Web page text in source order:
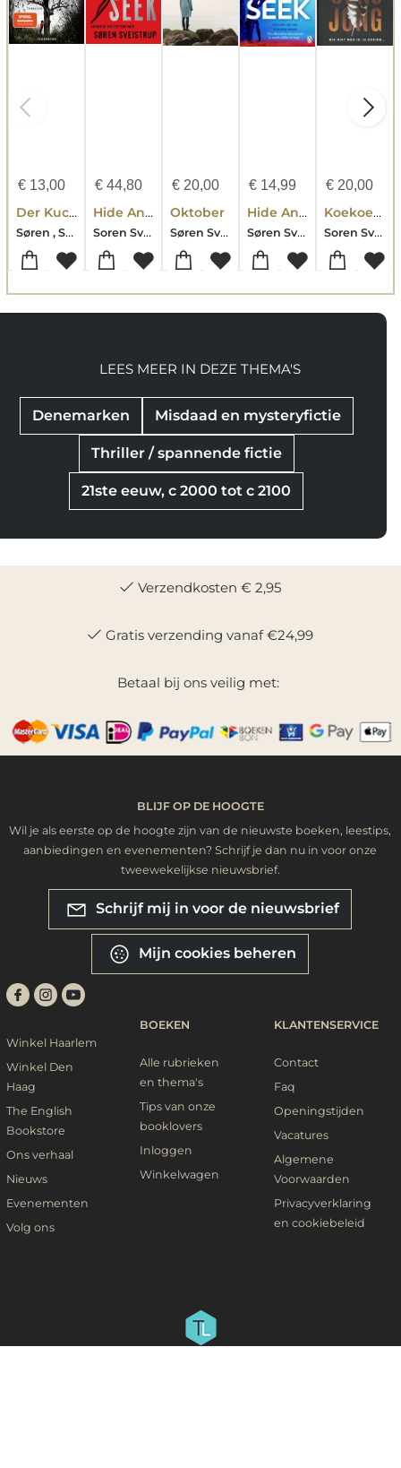
€13,00
Der Kuckucksjunge
Søren , Sveistrup
€44,80
Hide And Seek
Soren Sveistrup
€ 20,00
Oktober
Søren Sveistrup
€ 14,99
Hide And Seek
Søren Sveistrup
€ 20,00
Koekoeksjong
Soren Sveistrup
Denemarken Misdaad en mysteryfictie
Thriller / spannende fictie
21ste eeuw, c 2000 tot c 2100
LEES MEER IN DEZE THEMA'S
Verzendkosten € 2,95
Gratis verzending vanaf €24,99
Betaal bij ons veilig met:
BLIJF OP DE HOOGTE
Wil je als eerste op de hoogte zijn van de nieuwste boeken, leestips,
aanbiedingen en evenementen? Schrijf je dan nu in voor onze
tweewekelijkse nieuwsbrief.
Schrijf mij in voor de nieuwsbrief
Mijn cookies beheren
Winkel Haarlem
Winkel Den
Haag
The English
Bookstore
Ons verhaal
Nieuws
Evenementen
Volg ons
BOEKEN
Alle rubrieken
en thema's
Tips van onze
booklovers
Inloggen
Winkelwagen
KLANTENSERVICE
Contact
Faq
Openingstijden
Vacatures
Algemene
Voorwaarden
Privacyverklaring
en cookiebeleid